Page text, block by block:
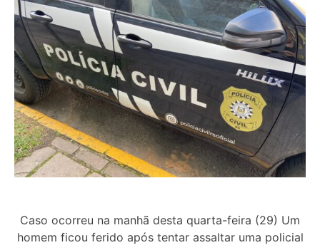
Caso ocorreu na manhã desta quarta-feira (29) Um
homem ficou ferido após tentar assaltar uma policial